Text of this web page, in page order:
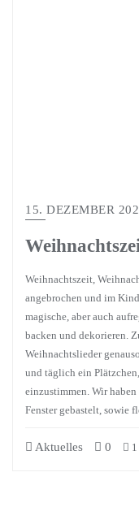
15. DEZEMBER
Weihnachtszeit,
angebrochen und im
magische, aber auch
backen und dekorieren.
Weihnachtslieder
und täglich ein
einzustimmen. Wir
Fenster gebastelt, sowie
Aktuelles 0